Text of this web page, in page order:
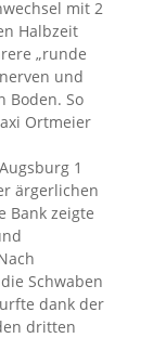
mit 2
Halbzeit
„runde
und
Boden. So
Ortmeier
1
ärgerlichen
Bank zeigte
Schwaben
dank der
dritten